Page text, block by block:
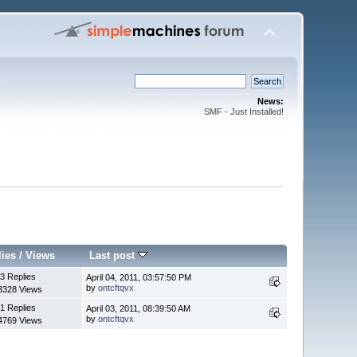
News:
SMF - Just Installed!
/Views Last post
3 Replies
Views
April 04, 2011, 03:57:50 PM
byontcftqvx
1 Replies
Views
April 03, 2011, 08:39:50 AM
byontcftqvx